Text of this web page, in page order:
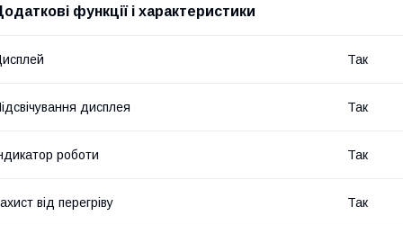
функції і характеристики
Так
дисплея Так
роботи Так
від перегріву Так